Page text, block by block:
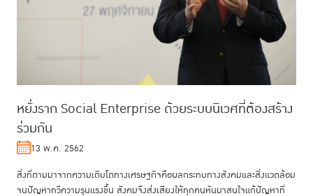
หยั่งราก Social Enterprise ด้วยระบบนิเวศที่ต้องสร้าง
ร่วมกัน
13 พ.ค. 2562
สิ่งที่ตามมาจากความเติบโตทางเศรษฐกิจคือผลกระทบทางสังคมและสิ่งแวดล้อม
จนปัญหาทวีความรุนแรงขึ้น สังคมจึงส่งเสียงให้ทุกคนหันมาสนใจแก้ปัญหาที่